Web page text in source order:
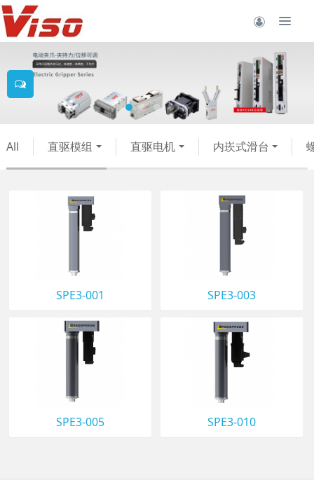
All 直驱模组 直驱电机 内崁式滑台
SPE3-001 SPE3-003
SPE3-005 SPE3-010